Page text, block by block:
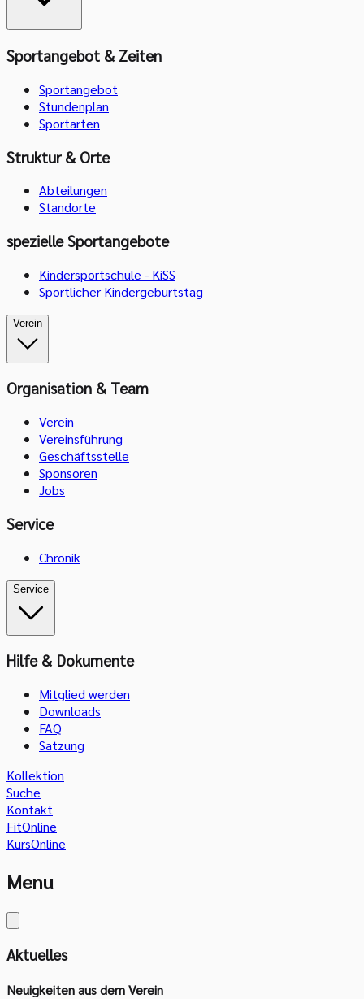
Sportangebot & Zeiten
Sportangebot
Stundenplan
Sportarten
Struktur & Orte
Abteilungen
Standorte
spezielle Sportangebote
Kindersportschule - KiSS
Sportlicher Kindergeburtstag
Verein
Organisation & Team
Verein
Vereinsführung
Geschäftsstelle
Sponsoren
Jobs
Service
Chronik
Service
Hilfe & Dokumente
Mitglied werden
Downloads
FAQ
Satzung
Kollektion
Suche
Kontakt
FitOnline
KursOnline
Menu
Aktuelles
Neuigkeiten aus dem Verein